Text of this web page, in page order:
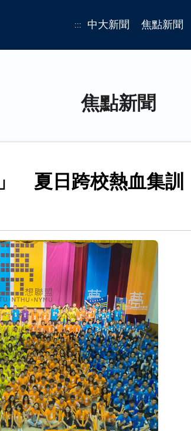
::: 中大新聞 焦點新聞
焦點新聞
夏日跨校熱血集訓